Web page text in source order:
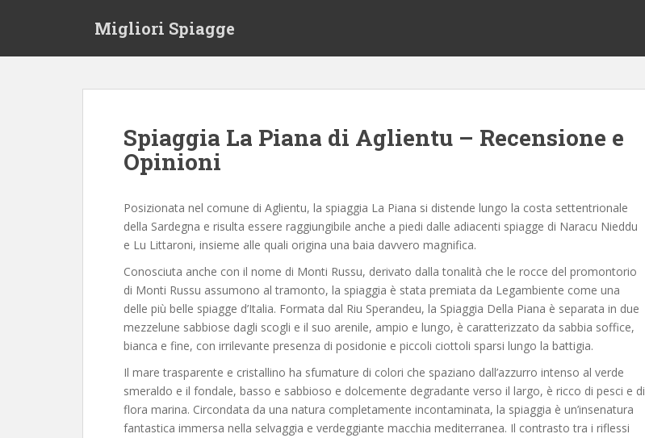
Migliori Spiagge
Spiaggia La Piana di Aglientu – Recensione e
Opinioni
Posizionata nel comune di Aglientu, la spiaggia La Piana si distende lungo la costa settentrionale
della Sardegna e risulta essere raggiungibile anche a piedi dalle adiacenti spiagge di Naracu Nieddu
e Lu Littaroni, insieme alle quali origina una baia davvero magnifica.
Conosciuta anche con il nome di Monti Russu, derivato dalla tonalità che le rocce del promontorio
di Monti Russu assumono al tramonto, la spiaggia è stata premiata da Legambiente come una
delle più belle spiagge d’Italia. Formata dal Riu Sperandeu, la Spiaggia Della Piana è separata in due
mezzelune sabbiose dagli scogli e il suo arenile, ampio e lungo, è caratterizzato da sabbia soffice,
bianca e fine, con irrilevante presenza di posidonie e piccoli ciottoli sparsi lungo la battigia.
Il mare trasparente e cristallino ha sfumature di colori che spaziano dall’azzurro intenso al verde
smeraldo e il fondale, basso e sabbioso e dolcemente degradante verso il largo, è ricco di pesci e di
flora marina. Circondata da una natura completamente incontaminata, la spiaggia è un’insenatura
fantastica immersa nella selvaggia e verdeggiante macchia mediterranea. Il contrasto tra i riflessi